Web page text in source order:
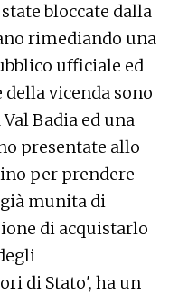
bloccate dalla
rimediando una
ufficiale ed
vicenda sono
Badia ed una
presentate allo
per prendere
munita di
di acquistarlo
di Stato', ha un